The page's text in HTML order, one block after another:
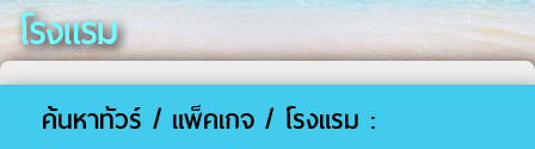
โรงแรม
ค้นหาทัวร์ / แพ็คเกจ / โรงแรม :